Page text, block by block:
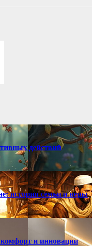
действий
история семьи и веры
и инновации